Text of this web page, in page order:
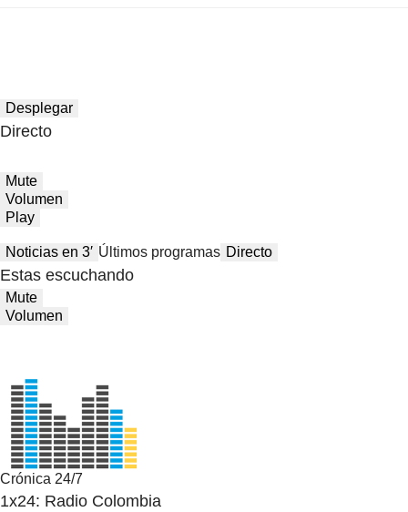
Desplegar
Directo
Mute
Volumen
Play
Noticias en 3′ Últimos programas Directo
Estas escuchando
Mute
Volumen
Crónica 24/7
1x24: Radio Colombia